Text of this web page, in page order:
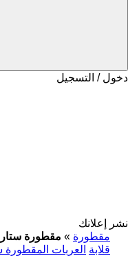
دخول / التسجيل
نشر إعلانك
مقطورة » مقطورة
قلابة العربات